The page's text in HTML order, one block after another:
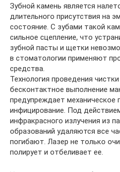
Зубной камень является
длительного присутствия на
состояние. С зубами такой
сильное сцепление, что
зубной пасты и щетки
в стоматологии применяют
средства.
Технология проведения
бесконтактное выполнение
предупреждает механическое
инфицирование. Под
инфракрасного излучения из
образований удаляются все
погибают. Лазер не только
полирует и отбеливает ее.